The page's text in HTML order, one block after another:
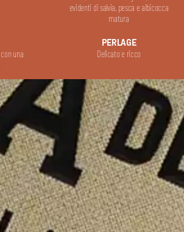
evidenti di salvia, pesca e albicocca
matura
una
PERLAGE
Delicato e ricco